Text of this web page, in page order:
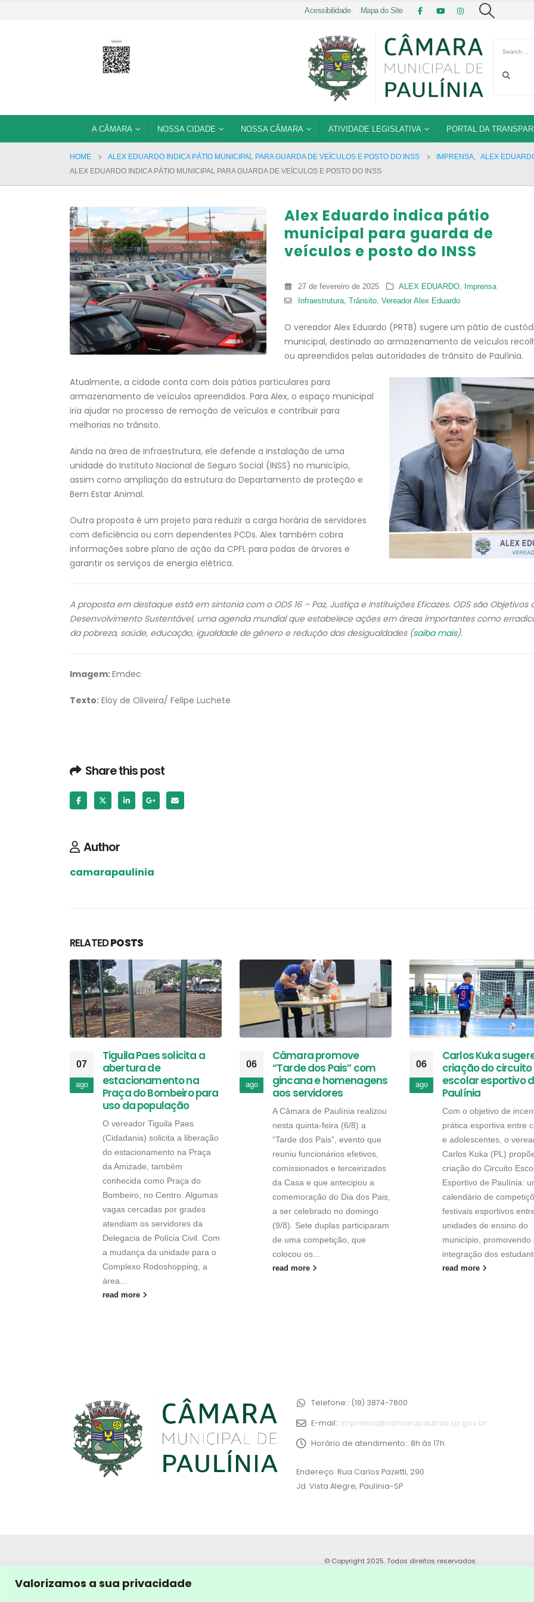
Valorizamos a sua privacidade
Acessibilidade| Mapa do Site
A CÂMARA NOSSA CIDADE NOSSA CÂMARA ATIVIDADE LEGISLATIVA PORTAL DA
HOME ALEX EDUARDO INDICA PÁTIO MUNICIPAL PARA GUARDA DE VEÍCULOS E POSTO DO INSS IMPRENSA, ALEX
ALEX EDUARDO INDICA PÁTIO MUNICIPAL PARA GUARDA DE VEÍCULOS E POSTO DO INSS
Alex Eduardo indica pátio
municipal para guarda de
veículos e posto do INSS
27 de fevereiro de 2025 ALEX EDUARDO,
Imprensa
Infraestrutura, Trânsito, Vereador Alex Eduardo
O vereador Alex Eduardo (PRTB) sugere um pátio de
municipal, destinado ao armazenamento de veículos
ou apreendidos pelas autoridades de trânsito de Paulínia.
Atualmente, a cidade conta com dois pátios particulares para
armazenamento de veículos apreendidos. Para Alex, o espaço municipal
iria ajudar no processo de remoção de veículos e contribuir para
melhorias no trânsito.
Ainda na área de infraestrutura, ele defende a instalação de uma
unidade do Instituto Nacional de Seguro Social (INSS) no município,
assim como ampliação da estrutura do Departamento de proteção e
Bem Estar Animal.
Outra proposta é um projeto para reduzir a carga horária de servidores
com deficiência ou com dependentes PCDs. Alex também cobra
informações sobre plano de ação da CPFL para podas de árvores e
garantir os serviços de energia elétrica.
A proposta em destaque está em sintonia com o ODS 16 – Paz, Justiça e Instituições Eficazes. ODS são Objetivos
Desenvolvimento Sustentável, uma agenda mundial que estabelece ações em áreas importantes como
da pobreza, saúde, educação, igualdade de gênero e redução das desigualdades (saiba mais).
Imagem:Emdec
Texto: Eloy de Oliveira/ Felipe Luchete
Share this post
Author
camarapaulinia
RELATEDPOSTS
07
ago
Tiguila Paes solicita a
abertura de
estacionamento na
Praça do Bombeiro para
uso da população
O vereador Tiguila Paes
(Cidadania) solicita a liberação
do estacionamento na Praça
da Amizade, também
conhecida como Praça do
Bombeiro, no Centro. Algumas
vagas cercadas por grades
atendiam os servidores da
Delegacia de Polícia Civil. Com
a mudança da unidade para o
Complexo Rodoshopping, a
área...
read more
06
ago
Câmara promove
“Tarde dos Pais” com
gincana e homenagens
aos servidores
A Câmara de Paulínia realizou
nesta quinta-feira (6/8) a
“Tarde dos Pais”, evento que
reuniu funcionários efetivos,
comissionados e terceirizados
da Casa e que antecipou a
comemoração do Dia dos Pais,
a ser celebrado no domingo
(9/8). Sete duplas participaram
de uma competição, que
colocou os...
read more
06
ago
Carlos Kuka
criação do circuito
escolar esportivo
Paulínia
Com o objetivo de
prática esportiva entre
e adolescentes, o
Carlos Kuka (PL)
criação do Circuito
Esportivo de Paulínia:
calendário de
festivais esportivos
unidades de ensino do
município, promovendo
integração dos
read more
Telefone:: (19) 3874-7800
E-mail:: imprensa@camarapaulinia.sp.gov.br
Horário de atendimento:: 8h às 17h
Endereço: Rua Carlos Pazetti, 290
Jd. Vista Alegre, Paulínia-SP
© Copyright 2025. Todos direitos reservados.